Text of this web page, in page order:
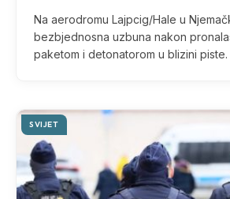
Na aerodromu Lajpcig/Hale u
bezbjednosna uzbuna nakon
paketom i detonatorom u blizini
SVIJET